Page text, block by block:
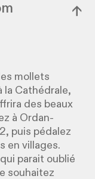
↓
mollets
la Cathédrale,
des beaux
à Ordan-
puis pédalez
en villages.
parait oublié
souhaitez